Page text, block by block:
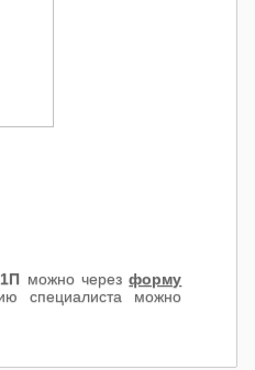
можно черезформу
специалиста можно